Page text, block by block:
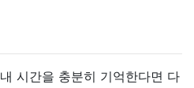
시간을 충분히 기억한다면 다